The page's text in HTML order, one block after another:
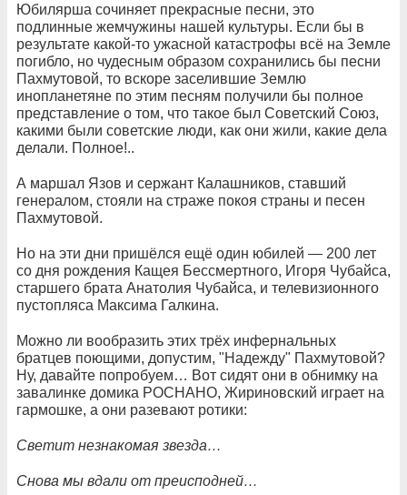
Юбилярша сочиняет прекрасные песни, это
подлинные жемчужины нашей культуры. Если бы в
результате какой-то ужасной катастрофы всё на Земле
погибло, но чудесным образом сохранились бы песни
Пахмутовой, то вскоре заселившие Землю
инопланетяне по этим песням получили бы полное
представление о том, что такое был Советский Союз,
какими были советские люди, как они жили, какие дела
делали. Полное!..
А маршал Язов и сержант Калашников, ставший
генералом, стояли на страже покоя страны и песен
Пахмутовой.
Но на эти дни пришёлся ещё один юбилей — 200 лет
со дня рождения Кащея Бессмертного, Игоря Чубайса,
старшего брата Анатолия Чубайса, и телевизионного
пустопляса Максима Галкина.
Можно ли вообразить этих трёх инфернальных
братцев поющими, допустим, "Надежду" Пахмутовой?
Ну, давайте попробуем… Вот сидят они в обнимку на
завалинке домика РОСНАНО, Жириновский играет на
гармошке, а они разевают ротики:
Светит незнакомая звезда…
Снова мы вдали от преисподней…